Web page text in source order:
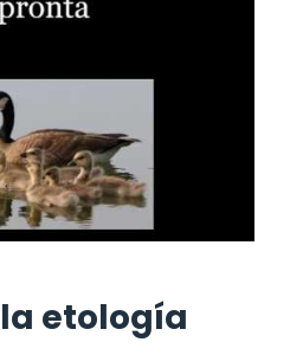
etología